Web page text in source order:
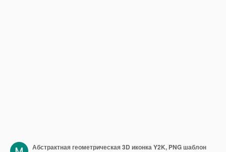
Абстрактная геометрическая 3D иконка Y2K, PNG шаблон